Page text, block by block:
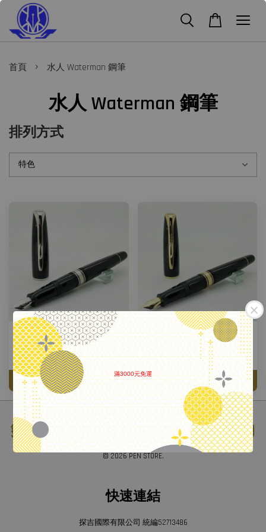
滿3000元免運
首頁 › 水人 Waterman 鋼筆
水人 Waterman 鋼筆
排列方式
法國 Waterman 水人 18K 查理
斯登鋼筆 銀夾
NT$ 5,000
加入購物車
法國 Waterman 水人 18K 查理
斯登鋼筆 金夾
NT$ 5,000
加入購物車
鋼筆工作室 (日本鋼筆專賣店)
© 2026 PEN STORE.
快速連結
探吉國際有限公司 統編52713486